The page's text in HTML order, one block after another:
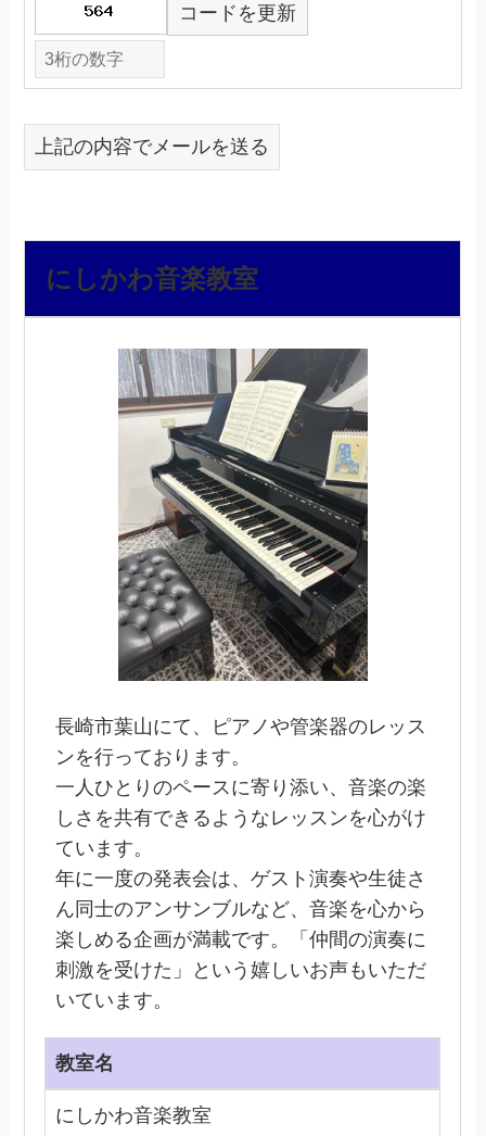
コードを更新
上記の内容でメールを送る
にしかわ音楽教室
長崎市葉山にて、ピアノや管楽器のレッス
ンを行っております。
一人ひとりのペースに寄り添い、音楽の楽
しさを共有できるようなレッスンを心がけ
ています。
年に一度の発表会は、ゲスト演奏や生徒さ
ん同士のアンサンブルなど、音楽を心から
楽しめる企画が満載です。「仲間の演奏に
刺激を受けた」という嬉しいお声もいただ
いています。
教室名
にしかわ音楽教室